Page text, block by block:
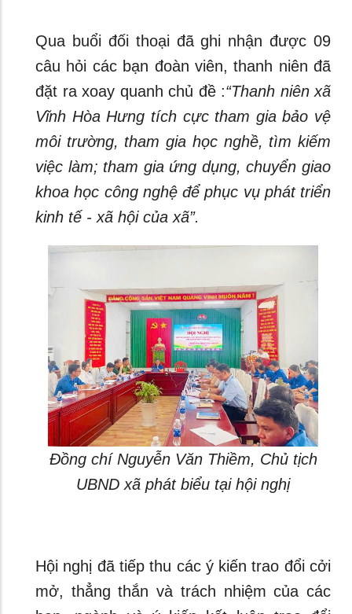
Qua buổi đối thoại đã ghi nhận được 09
câu hỏi các bạn đoàn viên, thanh niên đã
đặt ra xoay quanh chủ đề :“Thanh niên xã
Vĩnh Hòa Hưng tích cực tham gia bảo vệ
môi trường, tham gia học nghề, tìm kiếm
việc làm; tham gia ứng dụng, chuyển giao
khoa học công nghệ để phục vụ phát triển
kinh tế - xã hội của xã”.
Đồng chí Nguyễn Văn Thiềm, Chủ tịch
UBND xã phát biểu tại hội nghị
Hội nghị đã tiếp thu các ý kiến trao đổi cởi
mở, thẳng thắn và trách nhiệm của các